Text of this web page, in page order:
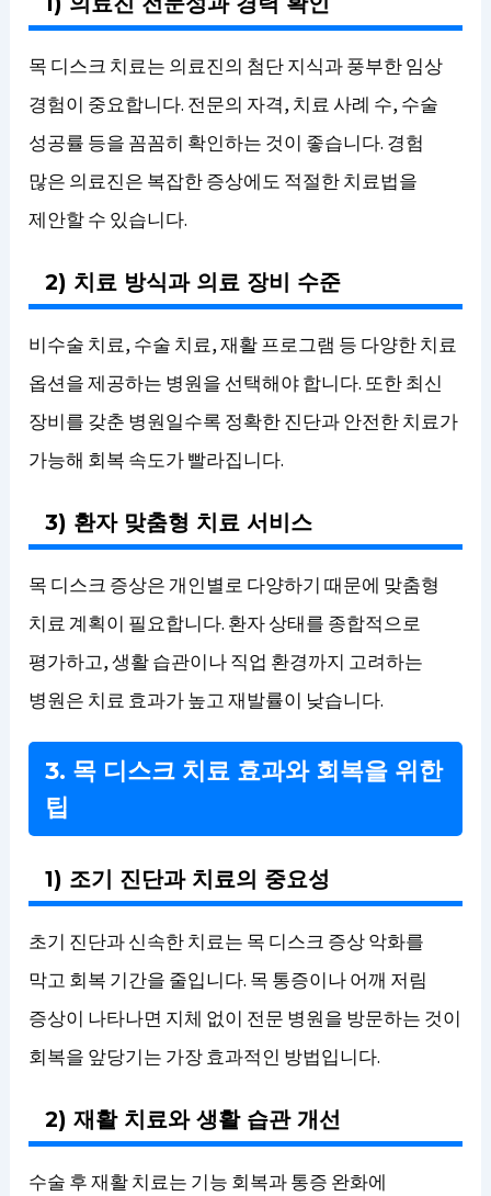
목 디스크 치료는 의료진의 첨단 지식과 풍부한 임상
경험이 중요합니다. 전문의 자격, 치료 사례 수, 수술
성공률 등을 꼼꼼히 확인하는 것이 좋습니다. 경험
많은 의료진은 복잡한 증상에도 적절한 치료법을
제안할 수 있습니다.
2) 치료 방식과 의료 장비 수준
비수술 치료, 수술 치료, 재활 프로그램 등 다양한 치료
옵션을 제공하는 병원을 선택해야 합니다. 또한 최신
장비를 갖춘 병원일수록 정확한 진단과 안전한 치료가
가능해 회복 속도가 빨라집니다.
3) 환자 맞춤형 치료 서비스
목 디스크 증상은 개인별로 다양하기 때문에 맞춤형
치료 계획이 필요합니다. 환자 상태를 종합적으로
평가하고, 생활 습관이나 직업 환경까지 고려하는
병원은 치료 효과가 높고 재발률이 낮습니다.
3. 목 디스크 치료 효과와 회복을 위한
팁
1) 조기 진단과 치료의 중요성
초기 진단과 신속한 치료는 목 디스크 증상 악화를
막고 회복 기간을 줄입니다. 목 통증이나 어깨 저림
증상이 나타나면 지체 없이 전문 병원을 방문하는 것이
회복을 앞당기는 가장 효과적인 방법입니다.
2) 재활 치료와 생활 습관 개선
수술 후 재활 치료는 기능 회복과 통증 완화에